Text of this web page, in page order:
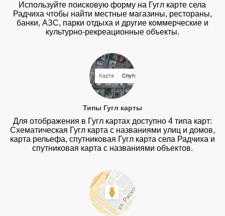
Используйте поисковую форму на Гугл карте села
Радчиха чтобы найти местные магазины, рестораны,
банки, АЗС, парки отдыха и другие коммерческие и
культурно-рекреационные объекты.
Типы Гугл карты
Для отображения в Гугл картах доступно 4 типа карт:
Схематическая Гугл карта с названиями улиц и домов,
карта рельефа, спутниковая Гугл карта села Радчиха и
спутниковая карта с названиями объектов.